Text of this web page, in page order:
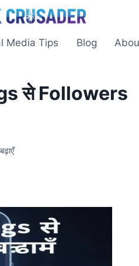
Media Tips Blog
से Followers